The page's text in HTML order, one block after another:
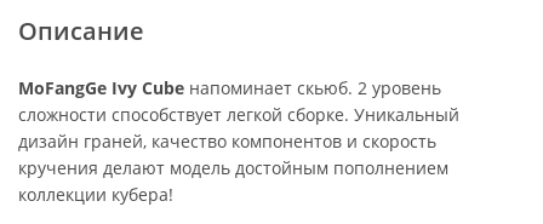
Описание
MoFangGe Ivy Cube напоминает скьюб. 2 уровень
сложности способствует легкой сборке. Уникальный
дизайн граней, качество компонентов и скорость
кручения делают модель достойным пополнением
коллекции кубера!